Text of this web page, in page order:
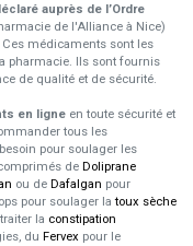
auprès de l’Ordre
de l'Alliance à Nice)
Ces médicaments sont les
pharmacie. Ils sont fournis
de qualité et de sécurité.
en ligne en toute sécurité et
tous les
pour soulager les
de Doliprane
ou de Dafalgan pour
pour soulager latoux sèche
la constipation
du Fervex pour le